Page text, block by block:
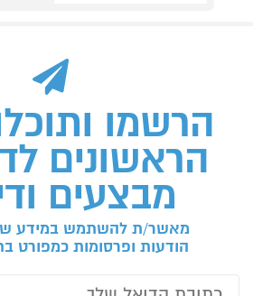
הרשמו
הראשונים
מבצעים
מאשר/ת להשתמש במידע
הודעות ופרסומות כמפורט